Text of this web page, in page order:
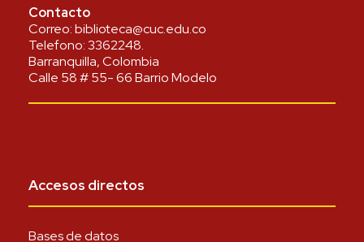
Contacto
Correo:biblioteca@cuc.edu.co
Telefono:3362248.
Barranquilla, Colombia
Calle 58 # 55- 66 Barrio Modelo
Accesos directos
Bases de datos